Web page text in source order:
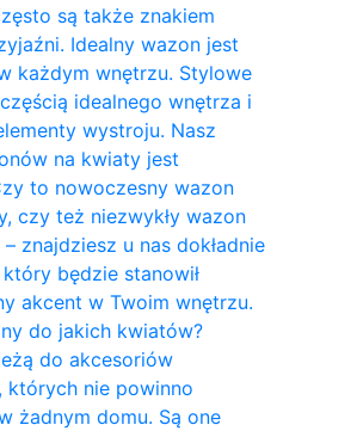
są także znakiem
Idealny wazon jest
każdym wnętrzu. Stylowe
idealnego wnętrza i
wystroju. Nasz
na kwiaty jest
to nowoczesny wazon
czy też niezwykły wazon
znajdziesz u nas dokładnie
będzie stanowił
akcent w Twoim wnętrzu.
do jakich kwiatów?
do akcesoriów
których nie powinno
żadnym domu. Są one